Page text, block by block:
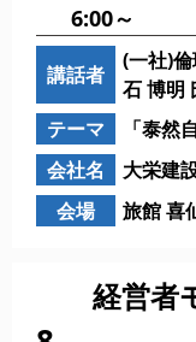
6:00～
講話者
(一社)
石 博明
テーマ
「泰然
会社名
大栄建
会場
旅館 喜
経営者